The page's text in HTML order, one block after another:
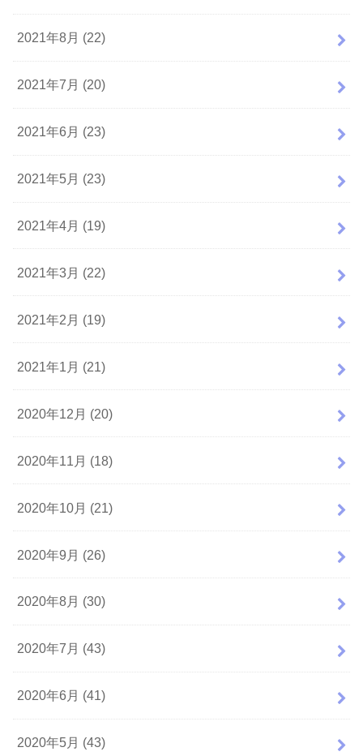
2021年8月 (22)
2021年7月 (20)
2021年6月 (23)
2021年5月 (23)
2021年4月 (19)
2021年3月 (22)
2021年2月 (19)
2021年1月 (21)
2020年12月 (20)
2020年11月 (18)
2020年10月 (21)
2020年9月 (26)
2020年8月 (30)
2020年7月 (43)
2020年6月 (41)
2020年5月 (43)